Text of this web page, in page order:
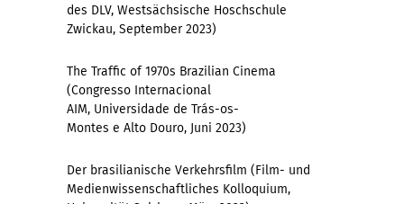
des DLV, Westsächsische Hoschschule
Zwickau, September 2023)
The Traffic of 1970s Brazilian Cinema
(Congresso Internacional
AIM, Universidade de Trás-os-
Montes e Alto Douro, Juni 2023)
Der brasilianische Verkehrsfilm (Film- und
Medienwissenschaftliches Kolloquium,